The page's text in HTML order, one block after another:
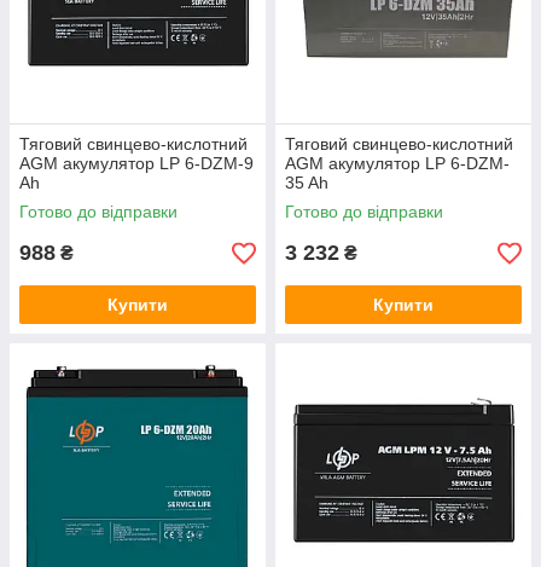
Тяговий свинцево-кислотний
AGM акумулятор LP 6-DZM-9
Ah
Готово до відправки
988 ₴
Купити
Тяговий свинцево-кислотний
AGM акумулятор LP 6-DZM-
35 Ah
Готово до відправки
3 232 ₴
Купити